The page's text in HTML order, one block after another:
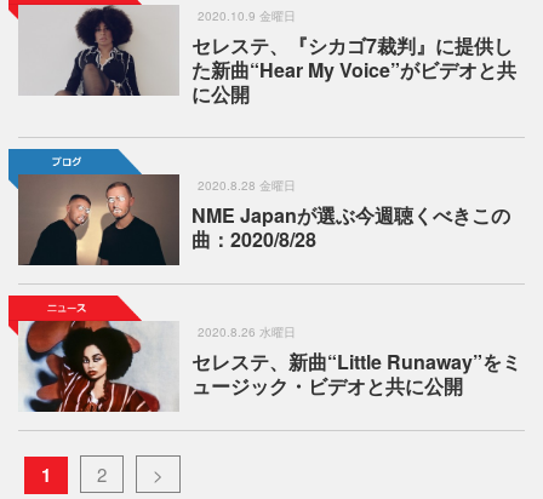
2020.10.9 金曜日
セレステ、『シカゴ7裁判』に提供し
た新曲“Hear My Voice”がビデオと共
に公開
2020.8.28 金曜日
NME Japanが選ぶ今週聴くべきこの
曲：2020/8/28
2020.8.26 水曜日
セレステ、新曲“Little Runaway”をミ
ュージック・ビデオと共に公開
1 2 >